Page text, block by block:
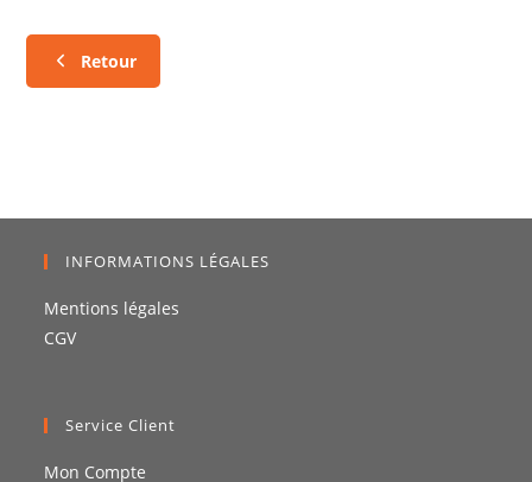
Retour
INFORMATIONS LÉGALES
Mentions légales
CGV
Service Client
Mon Compte